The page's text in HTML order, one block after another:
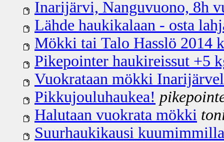
Inarijärvi, Nanguvuono, 8h
Lähde haukikalaan - osta
Mökki tai Talo Hasslö 2014
Pikepointer haukireissut +5
Vuokrataan mökki
Pikkujouluhaukea!
Halutaan vuokrata mökki
Suurhaukikausi